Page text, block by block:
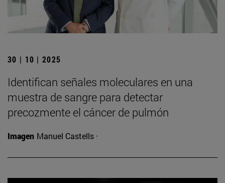
30 | 10 | 2025
Identifican señales moleculares en una
muestra de sangre para detectar
precozmente el cáncer de pulmón
Imagen Manuel Castells ·